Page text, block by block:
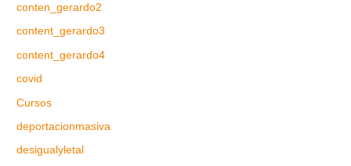
conten_gerardo2
content_gerardo3
content_gerardo4
covid
Cursos
deportacionmasiva
desigualyletal